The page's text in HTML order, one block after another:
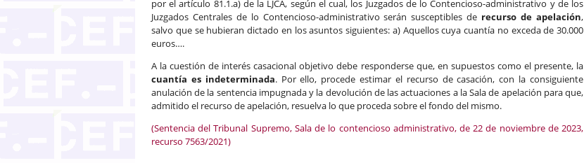
por el artículo 81.1.a) de la LJCA, según el cual, los Juzgados de lo Contencioso-administrativo y de los
Juzgados Centrales de lo Contencioso-administrativo serán susceptibles de recurso de apelación,
salvo que se hubieran dictado en los asuntos siguientes: a) Aquellos cuya cuantía no exceda de 30.000
euros….
A la cuestión de interés casacional objetivo debe responderse que, en supuestos como el presente, la
cuantía es indeterminada. Por ello, procede estimar el recurso de casación, con la consiguiente
anulación de la sentencia impugnada y la devolución de las actuaciones a la Sala de apelación para que,
admitido el recurso de apelación, resuelva lo que proceda sobre el fondo del mismo.
(Sentencia del Tribunal Supremo, Sala de lo contencioso administrativo, de 22 de noviembre de 2023,
recurso 7563/2021)